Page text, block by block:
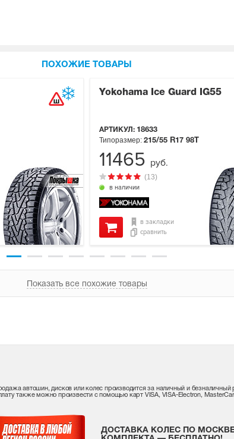
ПОХОЖИЕ ТОВАРЫ
Yokohama Ice Guard IG55
АРТИКУЛ: 18633
в наличии
(13)
Типоразмер: 215/55 R17 98T
в закладки
сравнить
11465 руб.
Показать все похожие товары
автошин, дисков или колес производится за наличный и безналичный
также можно произвести с помощью карт VISA, VISA-Electron,
ДОСТАВКА КОЛЕС ПО